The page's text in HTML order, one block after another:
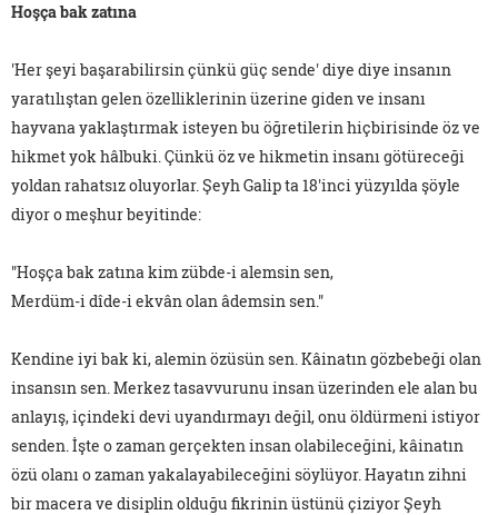
Hoşça bak zatına
'Her şeyi başarabilirsin çünkü güç sende' diye diye insanın
yaratılıştan gelen özelliklerinin üzerine giden ve insanı
hayvana yaklaştırmak isteyen bu öğretilerin hiçbirisinde öz ve
hikmet yok hâlbuki. Çünkü öz ve hikmetin insanı götüreceği
yoldan rahatsız oluyorlar. Şeyh Galip ta 18'inci yüzyılda şöyle
diyor o meşhur beyitinde:
"Hoşça bak zatına kim zübde-i alemsin sen,
Merdüm-i dîde-i ekvân olan âdemsin sen."
Kendine iyi bak ki, alemin özüsün sen. Kâinatın gözbebeği olan
insansın sen. Merkez tasavvurunu insan üzerinden ele alan bu
anlayış, içindeki devi uyandırmayı değil, onu öldürmeni istiyor
senden. İşte o zaman gerçekten insan olabileceğini, kâinatın
özü olanı o zaman yakalayabileceğini söylüyor. Hayatın zihni
bir macera ve disiplin olduğu fikrinin üstünü çiziyor Şeyh